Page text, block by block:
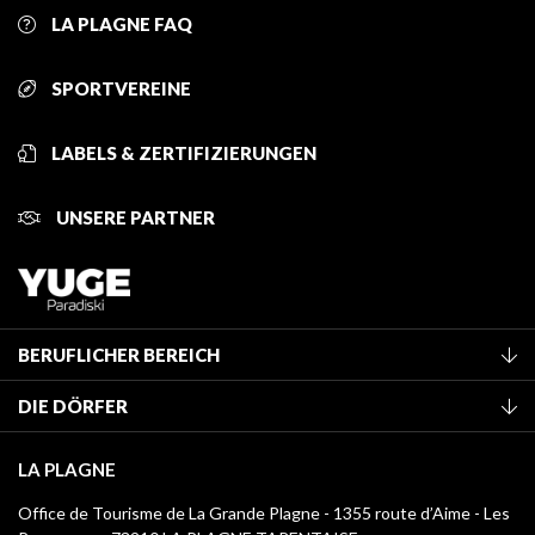
LA PLAGNE FAQ
SPORTVEREINE
LABELS & ZERTIFIZIERUNGEN
UNSERE PARTNER
BERUFLICHER BEREICH
Mitglied des Fremdenverkehrsamtes werden
Klassifizierung von Möbeln
Kurtaxe
Mediathek
DIE DÖRFER
Montchavin - Les Coches
Champagny-en-Vanoise
LA PLAGNE
Office de Tourisme de La Grande Plagne - 1355 route d’Aime - Les